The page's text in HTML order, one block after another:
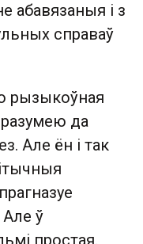
абавязаныя і з
справаў
рызыкоўная
разумею да
Але ён і так
Але ў
простая.